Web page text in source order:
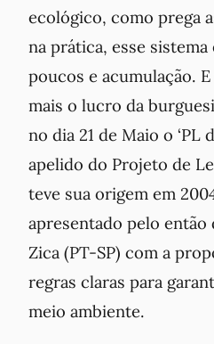
ecológico, como prega
na prática, esse
poucos e acumulação.
mais o lucro da
no dia 21 de Maio o ‘PL
apelido do Projeto de
teve sua origem em
apresentado pelo
Zica (PT-SP) com a
regras claras para
meio ambiente.